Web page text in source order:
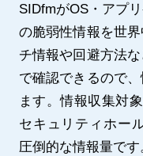
SIDfmがOS・アプ
の脆弱性情報を世
チ情報や回避方法
で確認できるので
ます。情報収集対
セキュリティホー
圧倒的な情報量です